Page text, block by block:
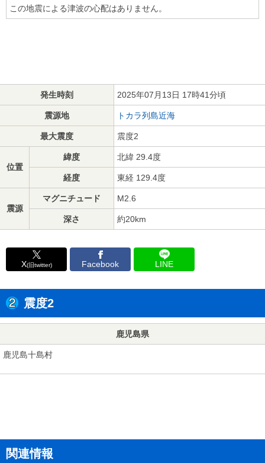
この地震による津波の心配はありません。
発生時刻 2025年07月13日 17時41分頃
震源地 トカラ列島近海
最大震度 震度2
位置
緯度 北緯 29.4度
経度 東経 129.4度
震源
マグニチュード M2.6
深さ 約20km
X(旧twitter) Facebook LINE
震度2
鹿児島県
鹿児島十島村
関連情報